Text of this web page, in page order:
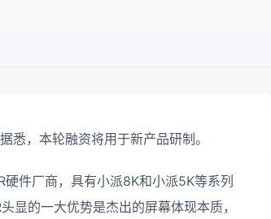
，本轮融资将用于新产品研制。
件厂商，具有小派8K和小派5K等系列
显的一大优势是杰出的屏幕体现本质，